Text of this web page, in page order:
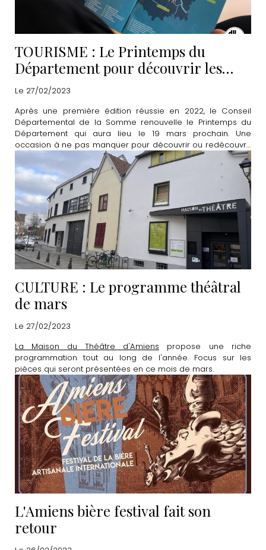
TOURISME : Le Printemps du
Département pour découvrir les
"merveilles à proximité"
Le 27/02/2023
Après une première édition réussie en 2022, le Conseil
Départemental de la Somme renouvelle le Printemps du
Département qui aura lieu le 19 mars prochain. Une
occasion à ne pas manquer pour découvrir ou redécouvrir
de nombreux lieux emblématiques de la Somme.
CULTURE : Le programme théâtral
de mars
Le 27/02/2023
La Maison du Théâtre d'Amiens propose une riche
programmation tout au long de l'année. Focus sur les
pièces qui seront présentées en ce mois de mars.
L'Amiens bière festival fait son
retour